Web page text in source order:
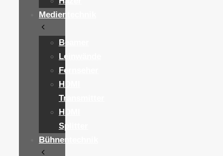
Medientechnik
Beamer
Leinwände
Fernseher
HDMI
Transmitter
HDMI
Splitter
Bühnentechnik